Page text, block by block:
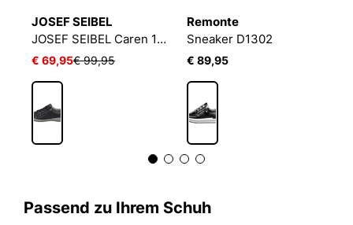
JOSEF SEIBEL
JOSEF SEIBEL Caren 12 | Sneaker für Damen | Schwarz
€ 69,95€ 99,95
Remonte
Sneaker D1302
€ 89,95
Passend zu Ihrem Schuh